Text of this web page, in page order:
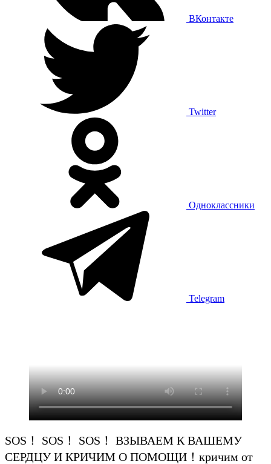
ВКонтакте
Twitter
Одноклассники
Telegram
SOS！ SOS！ SOS！ ВЗЫВАЕМ К ВАШЕМУ
СЕРДЦУ И КРИЧИМ О ПОМОЩИ！кричим от